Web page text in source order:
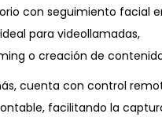
con seguimiento facial
para videollamadas,
o creación de
cuenta con control
facilitando la